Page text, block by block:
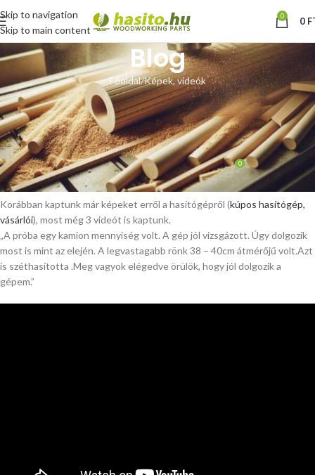
Skip to navigation
Skip to main content
0 0
Blog
Főoldal Képek, videók
KÉPEK, VIDEÓK
Vásárlói videó kúpos hasítógép
kugli és méterfa hasítás
Hoffmann Zsolt Be január 16, 2015 0
Korábban kaptunk már képeket erről a hasítógépről (kúpos hasítógép,
vásárlói), most még 3 videót is kaptunk.
„A próba egy kamion mennyiség volt. A gép jól vizsgázott. Úgy dolgozik
most is mint az elején. A legvastagabb rönk 38 – 40cm átmérőjű volt.Azt
is széthasította .Meg vagyok elégedve örülök, hogy jól dolgozik a
gépem.”